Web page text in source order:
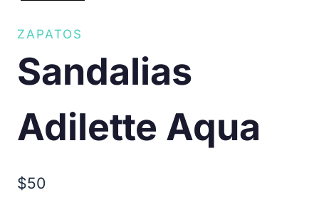
ZAPATOS
Sandalias
Adilette Aqua
$50